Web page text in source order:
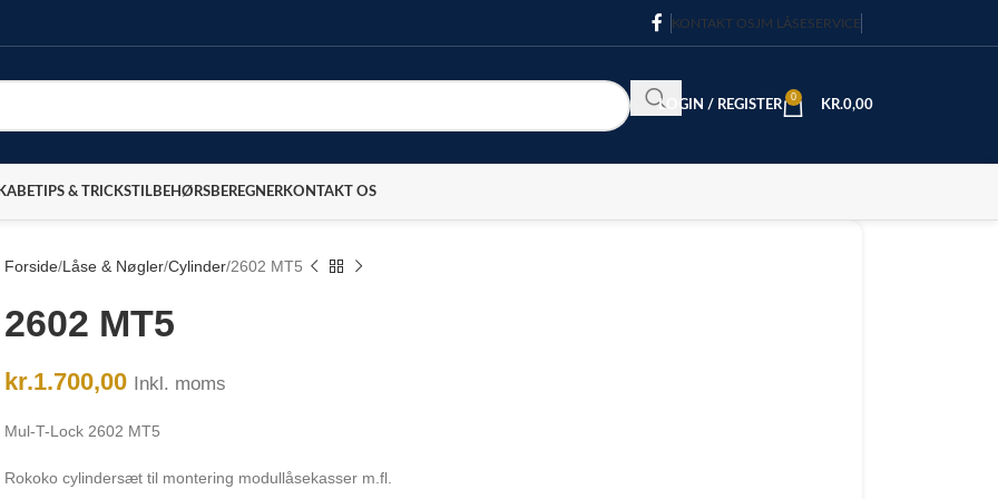
KONTAKT OS JM LÅSESERVICE
LOGIN / REGISTER
0
KR.0,00
TIPS & TRICKSTILBEHØRSBEREGNERKONTAKT OS
Forside Låse & Nøgler Cylinder 2602 MT5
2602 MT5
kr.1.700,00 Inkl. moms
Mul-T-Lock 2602 MT5
Rokoko cylindersæt til montering modullåsekasser m.fl.